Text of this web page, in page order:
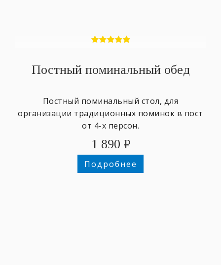
Постный поминальный обед
Постный поминальный стол, для
организации традиционных поминок в пост
от 4-х персон.
1 890 ₽
Подробнее